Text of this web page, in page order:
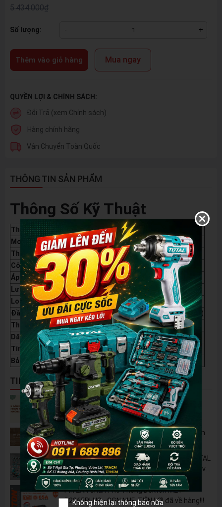
5.434.000₫
Số lượng: - +
Thêm vào giỏ hàng Mua ngay
QUYỀN LỢI & CHÍNH SÁCH:
Đổi Trả (xem Chính sách)
Hàng chính hãng
Vận Chuyển Toàn Quốc
THÔNG TIN SẢN PHẨM
Thông Số Kỹ Thuật
Thông số
Chi tiết
Model
ARX-2620
Thương hiệu
Amaxtools
Công suất định mức 2000W
Áp lực nước
0 - 190 bar
Lưu lượng nước
0 - 20 lít/phút
Loại động cơ
Cảm ứng từ (Induction Motor)
Đầu bơm
Nhôm ADC12 (Chống rỗ, chống oxy hóa)
Thép điện từ
Thép Silic mới 100% (50W600)
Dây đồng
Công nghệ ủ men 200°C
Tính năng
Tự hút nước, Auto Stop, Chỉnh áp
Bảo hành
06 tháng
TIN NỔI BẬT
5 Cách Tận Dụng Máy Phun Xịt Áp Lực Cao
Không Chỉ Để Rửa Xe
Tủ Dụng Cụ CSPS: Giải Pháp Sắp Xếp Chuyên
Nghiệp Cho Mọi Xưởng Cơ Khí
🔋 Đột Phá Công Nghệ: Pin Lithium 42V TOTAL
B42M – Giải Pháp Thay Thế Máy Dùng Điện và
Nhiên Liệu
Pin 2Ah Chân Phổ Thông Dekton M21-
B2065PLUS - GỌN NHẸ, TIỆN LỢI đã về hàng!!!
Không hiện lại thông báo nữa